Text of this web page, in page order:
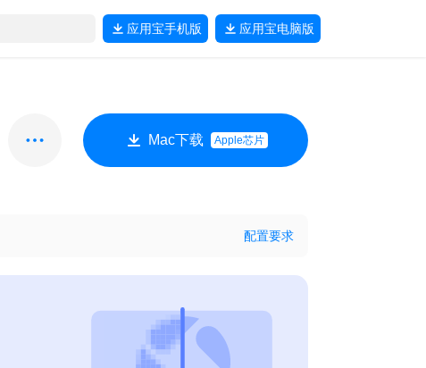
应用宝手机版 应用宝电脑版
Mac下载 Apple芯片
配置要求